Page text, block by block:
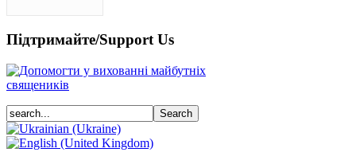
Підтримайте/Support Us